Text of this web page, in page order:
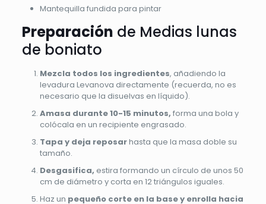
Mantequilla fundida para pintar
Preparación de Medias lunas
de boniato
Mezcla todos los ingredientes, añadiendo la
levadura Levanova directamente (recuerda, no es
necesario que la disuelvas en líquido).
Amasa durante 10-15 minutos, forma una bola y
colócala en un recipiente engrasado.
Tapa y deja reposarhasta que la masa doble su
tamaño.
Desgasifica, estira formando un círculo de unos 50
cm de diámetro y corta en 12 triángulos iguales.
Haz un pequeño corte en la base y enrolla hacia